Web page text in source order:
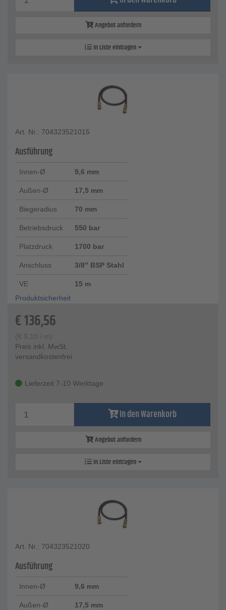
Angebot anfordern
In Liste eintragen
Art. Nr.: 704323521015
Ausführung
Innen-Ø 9,6 mm
Außen-Ø 17,5 mm
Biegeradius 70 mm
Betriebsdruck 550 bar
Platzdruck 1700 bar
Anschluss 3/8″ BSP Stahl
VE
15 m
Produktsicherheit
€136,56
(€ 9,10 / m)
Preis inkl. MwSt.
versandkostenfrei
Lieferzeit 7-10 Werktage
In den Warenkorb
Angebot anfordern
In Liste eintragen
Art. Nr.: 704323521020
Ausführung
Innen-Ø 9,6 mm
Außen-Ø 17,5 mm